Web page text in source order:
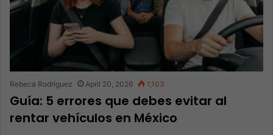
Rebeca Rodríguez April 20, 2026 1,103
Guía: 5 errores que debes evitar al
rentar vehículos en México